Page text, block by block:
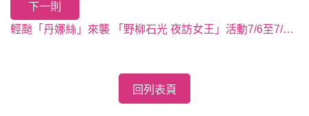
下一則
輕颱「丹娜絲」來襲 「野柳石光 夜訪女王」活動7/6至7/8暫停開放
回列表頁